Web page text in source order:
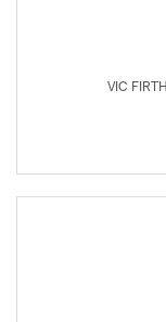
VIC